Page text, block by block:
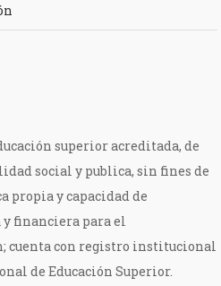
superior acreditada, de
social y publica, sin fines de
propia y capacidad de
financiera para el
cuenta con registro institucional
de Educación Superior.